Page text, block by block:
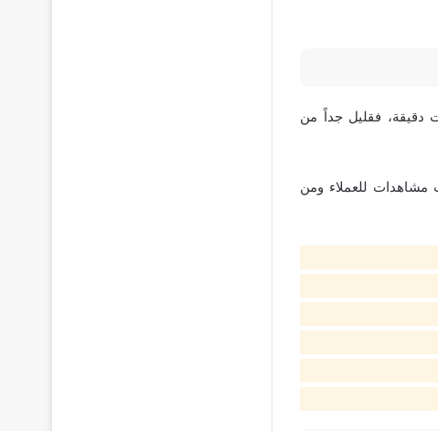
دقيقة، فقليل جداً من
مشاهدات للعملاء ومن